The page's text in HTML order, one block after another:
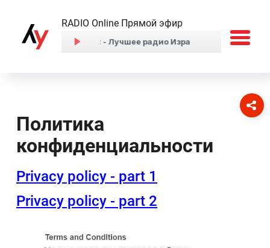
RADIO Online Прямой эфир
Политика
конфиденциальности
Privacy policy - part 1
Privacy policy - part 2